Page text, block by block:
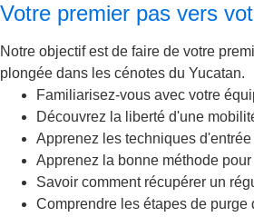
Votre premier pas vers
Notre objectif est de faire de votre
plongée dans les cénotes du Yucatan.
Familiarisez-vous avec votre
Découvrez la liberté d'une
Apprenez les techniques
Apprenez la bonne méthode
Savoir comment récupérer un
Comprendre les étapes de purge